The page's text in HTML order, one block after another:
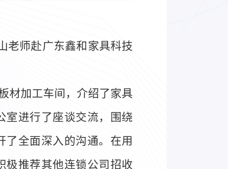
老师赴广东鑫和家具科技
材加工车间，介绍了家具
室进行了座谈交流，围绕
了全面深入的沟通。在用
极推荐其他连锁公司招收